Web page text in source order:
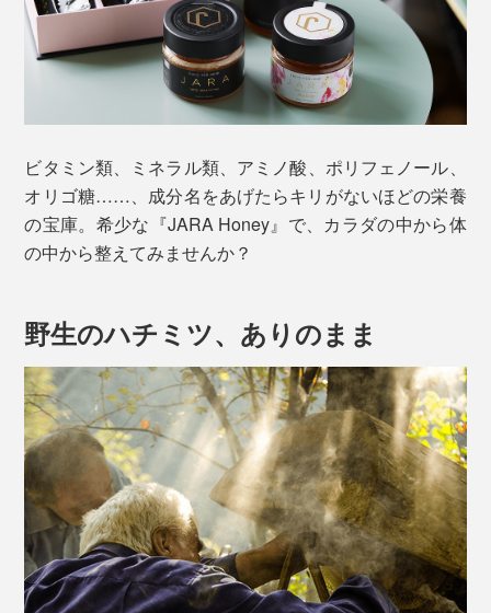
ビタミン類、ミネラル類、アミノ酸、ポリフェノール、
オリゴ糖……、成分名をあげたらキリがないほどの栄養
の宝庫。希少な『JARA Honey』で、カラダの中から体
の中から整えてみませんか？
野生のハチミツ、ありのまま